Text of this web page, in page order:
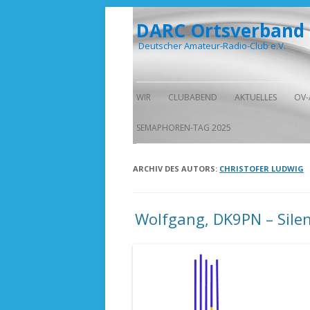
DARC
Deutscher Amateur-Radio-Club e.V.
WIR
VORSTAND
CLUBABEND
IM HOLZTURM
AKTUELLES
SEMAPHOREN-TAG 2025
ARCHIV DES AUTORS: CHRISTOFER LUDWIG
Wolfgang, DK9PN –